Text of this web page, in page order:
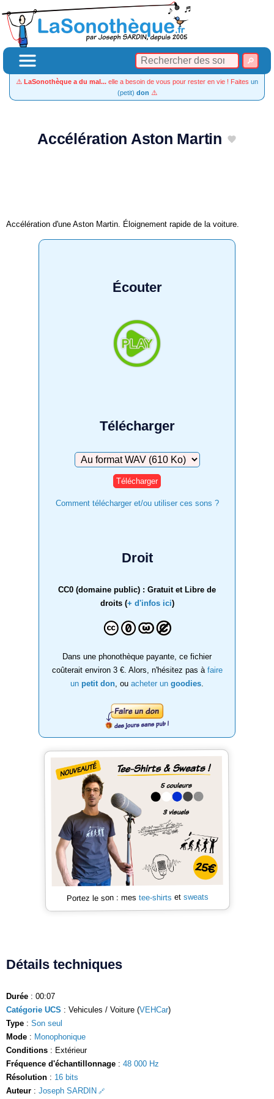
⚠️ LaSonothèque a du mal... elle a besoin de vous pour rester en vie ! Faites un
(petit) don ⚠️
Accélération Aston Martin
Accélération d'une Aston Martin. Éloignement rapide de la voiture.
Écouter
Télécharger
Télécharger
Comment télécharger et/ou utiliser ces sons ?
Droit
CC0 (domaine public) : Gratuit et Libre de
droits (+ d'infos ici)
Dans une phonothèque payante, ce fichier
coûterait environ 3 €. Alors, n'hésitez pas à faire
un petit don , ou acheter un goodies
Portez le son : mes tee-shirts et sweats
Détails techniques
Durée : 00:07
Catégorie UCS : Vehicules / Voiture (VEHCar)
Type : Son seul
Mode : Monophonique
Conditions : Extérieur
Fréquence d'échantillonnage : 48 000 Hz
Résolution : 16 bits
Auteur : Joseph SARDIN